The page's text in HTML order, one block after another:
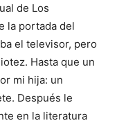
de Los
la portada del
el televisor, pero
Hasta que un
mi hija: un
Después le
en la literatura